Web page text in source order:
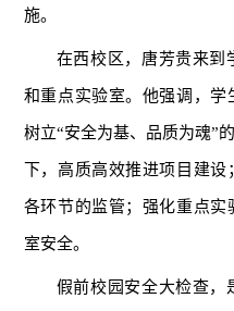
施。
在西校区，唐芳贵来到
和重点实验室。他强调，
树立“安全为基、品质为魂”
下，高质高效推进项目建
各环节的监管；强化重点实
室安全。
假前校园安全大检查，